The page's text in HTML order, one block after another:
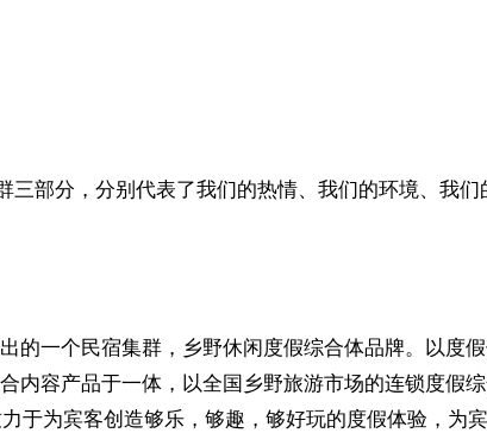
部分，分别代表了我们的热情、我们的环境、我
一个民宿集群，乡野休闲度假综合体品牌。以度
容产品于一体，以全国乡野旅游市场的连锁度假
于为宾客创造够乐，够趣，够好玩的度假体验，为